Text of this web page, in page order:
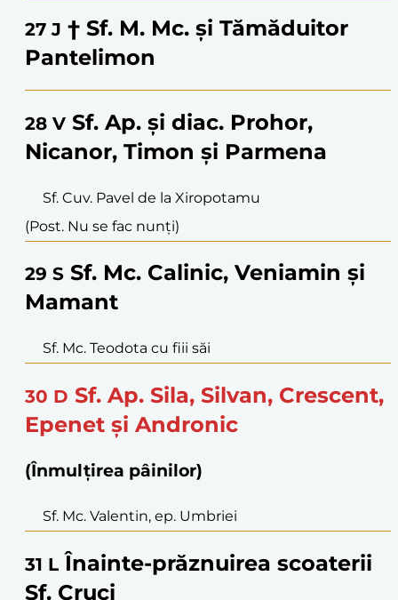
27 J † Sf. M. Mc. și Tămăduitor
Pantelimon
28 V Sf. Ap. și diac. Prohor,
Nicanor, Timon și Parmena
Sf. Cuv. Pavel de la Xiropotamu
(Post. Nu se fac nunți)
29 S Sf. Mc. Calinic, Veniamin și
Mamant
Sf. Mc. Teodota cu fiii săi
30 D Sf. Ap. Sila, Silvan, Crescent,
Epenet și Andronic
(Înmulțirea pâinilor)
Sf. Mc. Valentin, ep. Umbriei
31 L Înainte-prăznuirea scoaterii
Sf. Cruci